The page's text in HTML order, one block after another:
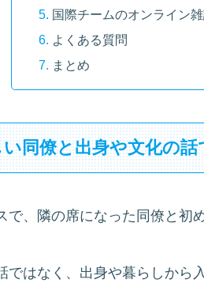
国際チームのオンライン
よくある質問
まとめ
同僚と出身や文化の
で、隣の席になった同僚と初
ではなく、出身や暮らしから